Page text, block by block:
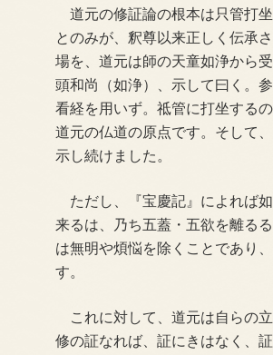
道元の修証論の根本は只管打
とのみが、釈尊以来正しく伝承
場を、道元は師の天童如浄から
頭和尚（如浄）、示して曰く。
看経を用いず。祗管に打坐する
道元の仏道の原点です。そして
示し続けました。
ただし、『宝慶記』によれば
来るは、乃ち五蓋・五欲を離る
は無明や煩悩を除くことであり
す。
これに対して、道元は自らの
修の証なれば、証にきはなく、